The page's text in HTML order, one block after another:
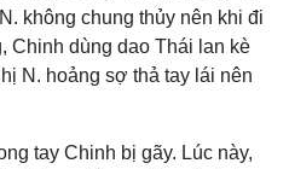
không chung thủy nên khi đi
Chinh dùng dao Thái lan kè
N. hoảng sợ thả tay lái nên
tay Chinh bị gãy. Lúc này,